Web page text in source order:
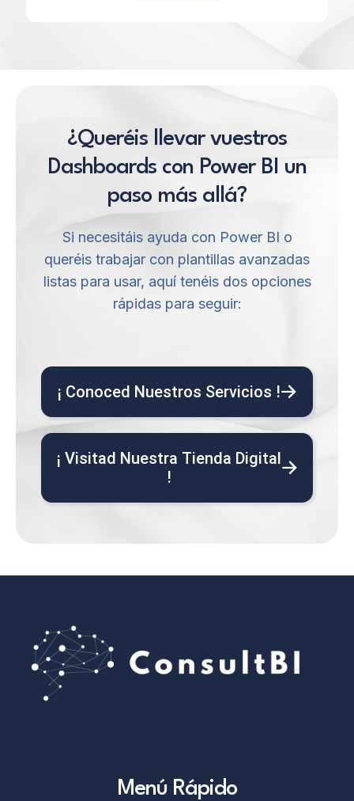
¿Queréis llevar vuestros
Dashboards con Power BI un
paso más allá?
Si necesitáis ayuda con Power BI o
queréis trabajar con plantillas avanzadas
listas para usar, aquí tenéis dos opciones
rápidas para seguir:
¡ Conoced Nuestros Servicios !
¡ Visitad Nuestra Tienda Digital
!
Menú Rápido